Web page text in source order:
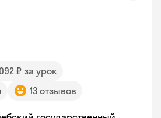
₽ за урок
13 отзывов